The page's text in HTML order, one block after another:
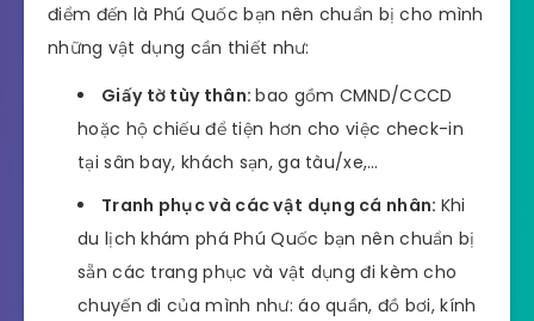
điểm đến là Phú Quốc bạn nên chuẩn bị cho mình
những vật dụng cần thiết như:
Giấy tờ tùy thân:bao gồm CMND/CCCD
hoặc hộ chiếu để tiện hơn cho việc check-in
tại sân bay, khách sạn, ga tàu/xe,…
Tranh phục và các vật dụng cá nhân: Khi
du lịch khám phá Phú Quốc bạn nên chuẩn bị
sẵn các trang phục và vật dụng đi kèm cho
chuyến đi của mình như: áo quần, đồ bơi, kính